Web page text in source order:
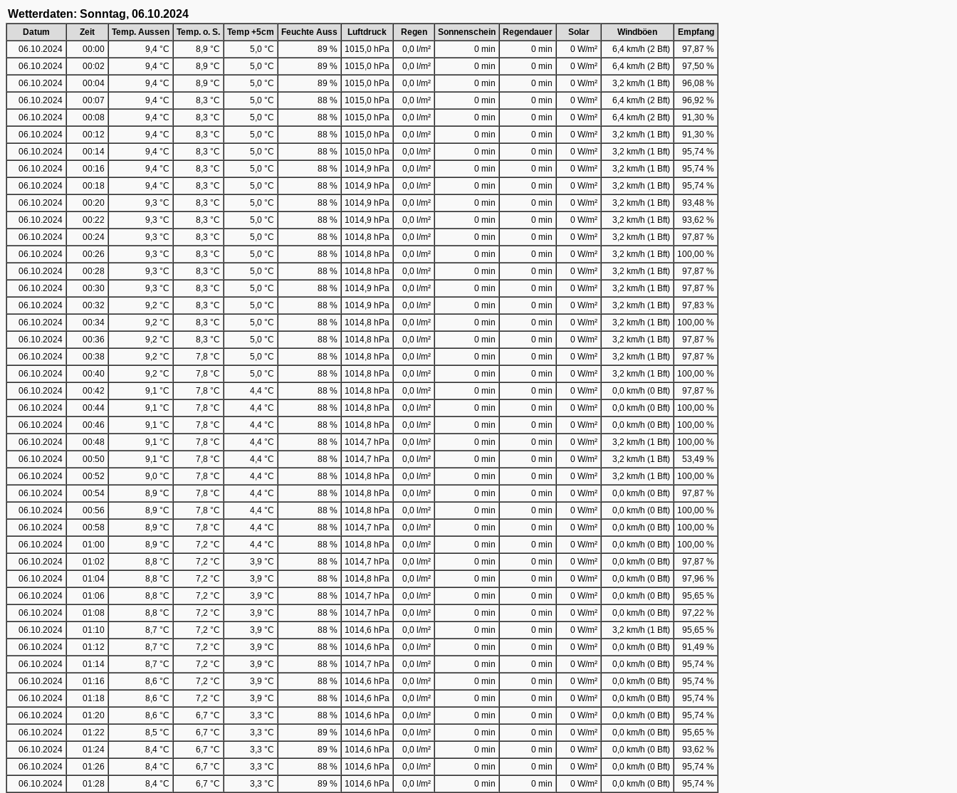
Wetterdaten: Sonntag, 06.10.2024
Datum Zeit Temp. Aussen Temp. o. S. Temp +5cm Feuchte Auss Luftdruck Regen Sonnenschein Regendauer Solar Windböen
Empfang
06.10.2024
00:00 9,4 °C 8,9 °C 5,0 °C 89 % 1015,0 hPa 0,0 l/m² 0 min 0 min 0 W/m² 6,4 km/h (2 Bft)
97,87 %
06.10.2024
00:02 9,4 °C 8,9 °C 5,0 °C 89 % 1015,0 hPa 0,0 l/m² 0 min 0 min 0 W/m² 6,4 km/h (2 Bft)
97,50 %
06.10.2024
00:04 9,4 °C 8,9 °C 5,0 °C 89 % 1015,0 hPa 0,0 l/m² 0 min 0 min 0 W/m² 3,2 km/h (1 Bft)
96,08 %
06.10.2024
00:07 9,4 °C 8,3 °C 5,0 °C 88 % 1015,0 hPa 0,0 l/m² 0 min 0 min 0 W/m² 6,4 km/h (2 Bft)
96,92 %
06.10.2024
00:08 9,4 °C 8,3 °C 5,0 °C 88 % 1015,0 hPa 0,0 l/m² 0 min 0 min 0 W/m² 6,4 km/h (2 Bft)
91,30 %
06.10.2024
00:12 9,4 °C 8,3 °C 5,0 °C 88 % 1015,0 hPa 0,0 l/m² 0 min 0 min 0 W/m² 3,2 km/h (1 Bft)
91,30 %
06.10.2024
00:14 9,4 °C 8,3 °C 5,0 °C 88 % 1015,0 hPa 0,0 l/m² 0 min 0 min 0 W/m² 3,2 km/h (1 Bft)
95,74 %
06.10.2024
00:16 9,4 °C 8,3 °C 5,0 °C 88 % 1014,9 hPa 0,0 l/m² 0 min 0 min 0 W/m² 3,2 km/h (1 Bft)
95,74 %
06.10.2024
00:18 9,4 °C 8,3 °C 5,0 °C 88 % 1014,9 hPa 0,0 l/m² 0 min 0 min 0 W/m² 3,2 km/h (1 Bft)
95,74 %
06.10.2024
00:20 9,3 °C 8,3 °C 5,0 °C 88 % 1014,9 hPa 0,0 l/m² 0 min 0 min 0 W/m² 3,2 km/h (1 Bft)
93,48 %
06.10.2024
00:22 9,3 °C 8,3 °C 5,0 °C 88 % 1014,9 hPa 0,0 l/m² 0 min 0 min 0 W/m² 3,2 km/h (1 Bft)
93,62 %
06.10.2024
00:24 9,3 °C 8,3 °C 5,0 °C 88 % 1014,8 hPa 0,0 l/m² 0 min 0 min 0 W/m² 3,2 km/h (1 Bft)
97,87 %
06.10.2024
00:26 9,3 °C 8,3 °C 5,0 °C 88 % 1014,8 hPa 0,0 l/m² 0 min 0 min 0 W/m² 3,2 km/h (1 Bft)
100,00 %
06.10.2024
00:28 9,3 °C 8,3 °C 5,0 °C 88 % 1014,8 hPa 0,0 l/m² 0 min 0 min 0 W/m² 3,2 km/h (1 Bft)
97,87 %
06.10.2024
00:30 9,3 °C 8,3 °C 5,0 °C 88 % 1014,9 hPa 0,0 l/m² 0 min 0 min 0 W/m² 3,2 km/h (1 Bft)
97,87 %
06.10.2024
00:32 9,2 °C 8,3 °C 5,0 °C 88 % 1014,9 hPa 0,0 l/m² 0 min 0 min 0 W/m² 3,2 km/h (1 Bft)
97,83 %
06.10.2024
00:34 9,2 °C 8,3 °C 5,0 °C 88 % 1014,8 hPa 0,0 l/m² 0 min 0 min 0 W/m² 3,2 km/h (1 Bft)
100,00 %
06.10.2024
00:36 9,2 °C 8,3 °C 5,0 °C 88 % 1014,8 hPa 0,0 l/m² 0 min 0 min 0 W/m² 3,2 km/h (1 Bft)
97,87 %
06.10.2024
00:38 9,2 °C 7,8 °C 5,0 °C 88 % 1014,8 hPa 0,0 l/m² 0 min 0 min 0 W/m² 3,2 km/h (1 Bft)
97,87 %
06.10.2024
00:40 9,2 °C 7,8 °C 5,0 °C 88 % 1014,8 hPa 0,0 l/m² 0 min 0 min 0 W/m² 3,2 km/h (1 Bft)
100,00 %
06.10.2024
00:42 9,1 °C 7,8 °C 4,4 °C 88 % 1014,8 hPa 0,0 l/m² 0 min 0 min 0 W/m² 0,0 km/h (0 Bft)
97,87 %
06.10.2024
00:44 9,1 °C 7,8 °C 4,4 °C 88 % 1014,8 hPa 0,0 l/m² 0 min 0 min 0 W/m² 0,0 km/h (0 Bft)
100,00 %
06.10.2024
00:46 9,1 °C 7,8 °C 4,4 °C 88 % 1014,8 hPa 0,0 l/m² 0 min 0 min 0 W/m² 0,0 km/h (0 Bft)
100,00 %
06.10.2024
00:48 9,1 °C 7,8 °C 4,4 °C 88 % 1014,7 hPa 0,0 l/m² 0 min 0 min 0 W/m² 3,2 km/h (1 Bft)
100,00 %
06.10.2024
00:50 9,1 °C 7,8 °C 4,4 °C 88 % 1014,7 hPa 0,0 l/m² 0 min 0 min 0 W/m² 3,2 km/h (1 Bft)
53,49 %
06.10.2024
00:52 9,0 °C 7,8 °C 4,4 °C 88 % 1014,8 hPa 0,0 l/m² 0 min 0 min 0 W/m² 3,2 km/h (1 Bft)
100,00 %
06.10.2024
00:54 8,9 °C 7,8 °C 4,4 °C 88 % 1014,8 hPa 0,0 l/m² 0 min 0 min 0 W/m² 0,0 km/h (0 Bft)
97,87 %
06.10.2024
00:56 8,9 °C 7,8 °C 4,4 °C 88 % 1014,8 hPa 0,0 l/m² 0 min 0 min 0 W/m² 0,0 km/h (0 Bft)
100,00 %
06.10.2024
00:58 8,9 °C 7,8 °C 4,4 °C 88 % 1014,7 hPa 0,0 l/m² 0 min 0 min 0 W/m² 0,0 km/h (0 Bft)
100,00 %
06.10.2024
01:00 8,9 °C 7,2 °C 4,4 °C 88 % 1014,8 hPa 0,0 l/m² 0 min 0 min 0 W/m² 0,0 km/h (0 Bft)
100,00 %
06.10.2024
01:02 8,8 °C 7,2 °C 3,9 °C 88 % 1014,7 hPa 0,0 l/m² 0 min 0 min 0 W/m² 0,0 km/h (0 Bft)
97,87 %
06.10.2024
01:04 8,8 °C 7,2 °C 3,9 °C 88 % 1014,8 hPa 0,0 l/m² 0 min 0 min 0 W/m² 0,0 km/h (0 Bft)
97,96 %
06.10.2024
01:06 8,8 °C 7,2 °C 3,9 °C 88 % 1014,7 hPa 0,0 l/m² 0 min 0 min 0 W/m² 0,0 km/h (0 Bft)
95,65 %
06.10.2024
01:08 8,8 °C 7,2 °C 3,9 °C 88 % 1014,7 hPa 0,0 l/m² 0 min 0 min 0 W/m² 0,0 km/h (0 Bft)
97,22 %
06.10.2024
01:10 8,7 °C 7,2 °C 3,9 °C 88 % 1014,6 hPa 0,0 l/m² 0 min 0 min 0 W/m² 3,2 km/h (1 Bft)
95,65 %
06.10.2024
01:12 8,7 °C 7,2 °C 3,9 °C 88 % 1014,6 hPa 0,0 l/m² 0 min 0 min 0 W/m² 0,0 km/h (0 Bft)
91,49 %
06.10.2024
01:14 8,7 °C 7,2 °C 3,9 °C 88 % 1014,7 hPa 0,0 l/m² 0 min 0 min 0 W/m² 0,0 km/h (0 Bft)
95,74 %
06.10.2024
01:16 8,6 °C 7,2 °C 3,9 °C 88 % 1014,6 hPa 0,0 l/m² 0 min 0 min 0 W/m² 0,0 km/h (0 Bft)
95,74 %
06.10.2024
01:18 8,6 °C 7,2 °C 3,9 °C 88 % 1014,6 hPa 0,0 l/m² 0 min 0 min 0 W/m² 0,0 km/h (0 Bft)
95,74 %
06.10.2024
01:20 8,6 °C 6,7 °C 3,3 °C 88 % 1014,6 hPa 0,0 l/m² 0 min 0 min 0 W/m² 0,0 km/h (0 Bft)
95,74 %
06.10.2024
01:22 8,5 °C 6,7 °C 3,3 °C 89 % 1014,6 hPa 0,0 l/m² 0 min 0 min 0 W/m² 0,0 km/h (0 Bft)
95,65 %
06.10.2024
01:24 8,4 °C 6,7 °C 3,3 °C 89 % 1014,6 hPa 0,0 l/m² 0 min 0 min 0 W/m² 0,0 km/h (0 Bft)
93,62 %
06.10.2024
01:26 8,4 °C 6,7 °C 3,3 °C 88 % 1014,6 hPa 0,0 l/m² 0 min 0 min 0 W/m² 0,0 km/h (0 Bft)
95,74 %
06.10.2024
01:28 8,4 °C 6,7 °C 3,3 °C 89 % 1014,6 hPa 0,0 l/m² 0 min 0 min 0 W/m² 0,0 km/h (0 Bft)
95,74 %